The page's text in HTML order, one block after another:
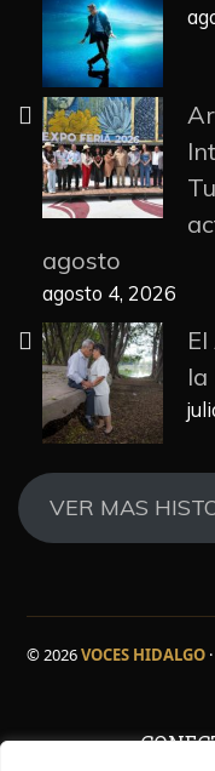
agosto
agosto 4, 2026
la
VER MAS
© 2026VOCES HIDALGO